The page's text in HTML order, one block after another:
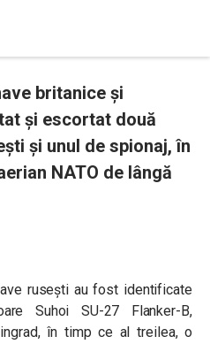
britanice și
și escortat două
și unul de spionaj, în
NATO de lângă
rusești au fost identificate
Suhoi SU-27 Flanker-B,
în timp ce al treilea, o